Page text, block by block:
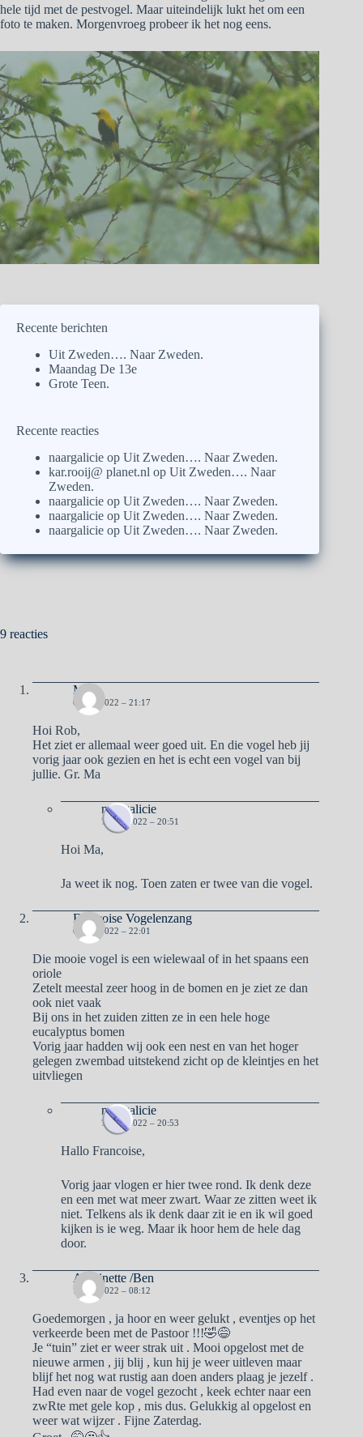
hele tijd met de pestvogel. Maar uiteindelijk lukt het om een
foto te maken. Morgenvroeg probeer ik het nog eens.
Recente berichten
Uit Zweden…. Naar Zweden.
Maandag De 13e
Grote Teen.
Recente reacties
naargalicie op Uit Zweden…. Naar Zweden.
kar.rooij@ planet.nl op Uit Zweden…. Naar
Zweden.
naargalicie op Uit Zweden…. Naar Zweden.
naargalicie op Uit Zweden…. Naar Zweden.
naargalicie op Uit Zweden…. Naar Zweden.
9 reacties
Ma
6 MEI 2022 – 21:17
Hoi Rob,
Het ziet er allemaal weer goed uit. En die vogel heb jij
vorig jaar ook gezien en het is echt een vogel van bij
jullie. Gr. Ma
naargalicie
7 MEI 2022 – 20:51
Hoi Ma,
Ja weet ik nog. Toen zaten er twee van die vogel.
Francoise Vogelenzang
6 MEI 2022 – 22:01
Die mooie vogel is een wielewaal of in het spaans een
oriole
Zetelt meestal zeer hoog in de bomen en je ziet ze dan
ook niet vaak
Bij ons in het zuiden zitten ze in een hele hoge
eucalyptus bomen
Vorig jaar hadden wij ook een nest en van het hoger
gelegen zwembad uitstekend zicht op de kleintjes en het
uitvliegen
naargalicie
7 MEI 2022 – 20:53
Hallo Francoise,
Vorig jaar vlogen er hier twee rond. Ik denk deze
en een met wat meer zwart. Waar ze zitten weet ik
niet. Telkens als ik denk daar zit ie en ik wil goed
kijken is ie weg. Maar ik hoor hem de hele dag
door.
Antoinette /Ben
7 MEI 2022 – 08:12
Goedemorgen , ja hoor en weer gelukt , eventjes op het
verkeerde been met de Pastoor !!!🤣😅
Je “tuin” ziet er weer strak uit . Mooi opgelost met de
nieuwe armen , jij blij , kun hij je weer uitleven maar
blijf het nog wat rustig aan doen anders plaag je jezelf .
Had even naar de vogel gezocht , keek echter naar een
zwRte met gele kop , mis dus. Gelukkig al opgelost en
weer wat wijzer . Fijne Zaterdag.